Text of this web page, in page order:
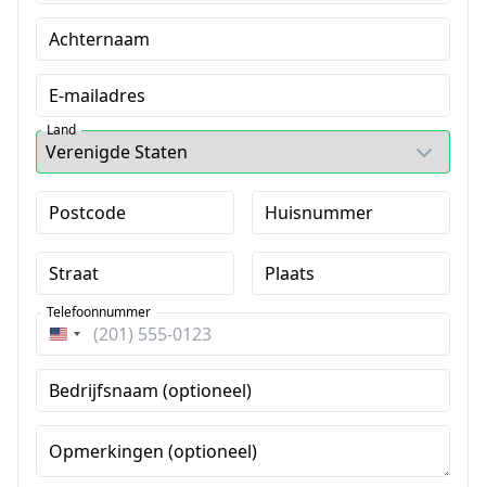
Achternaam
E-mailadres
Land
Postcode Huisnummer
Straat Plaats
Verenigde
Staten
+1
Telefoonnummer
Bedrijfsnaam (optioneel)
Opmerkingen (optioneel)